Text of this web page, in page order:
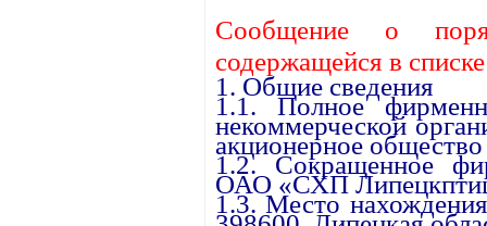
Сообщение о
содержащейся в
1. Общие сведения
1.1. Полное
некоммерческой
акционерное
1.2. Сокращенное
ОАО «СХП
1.3. Место